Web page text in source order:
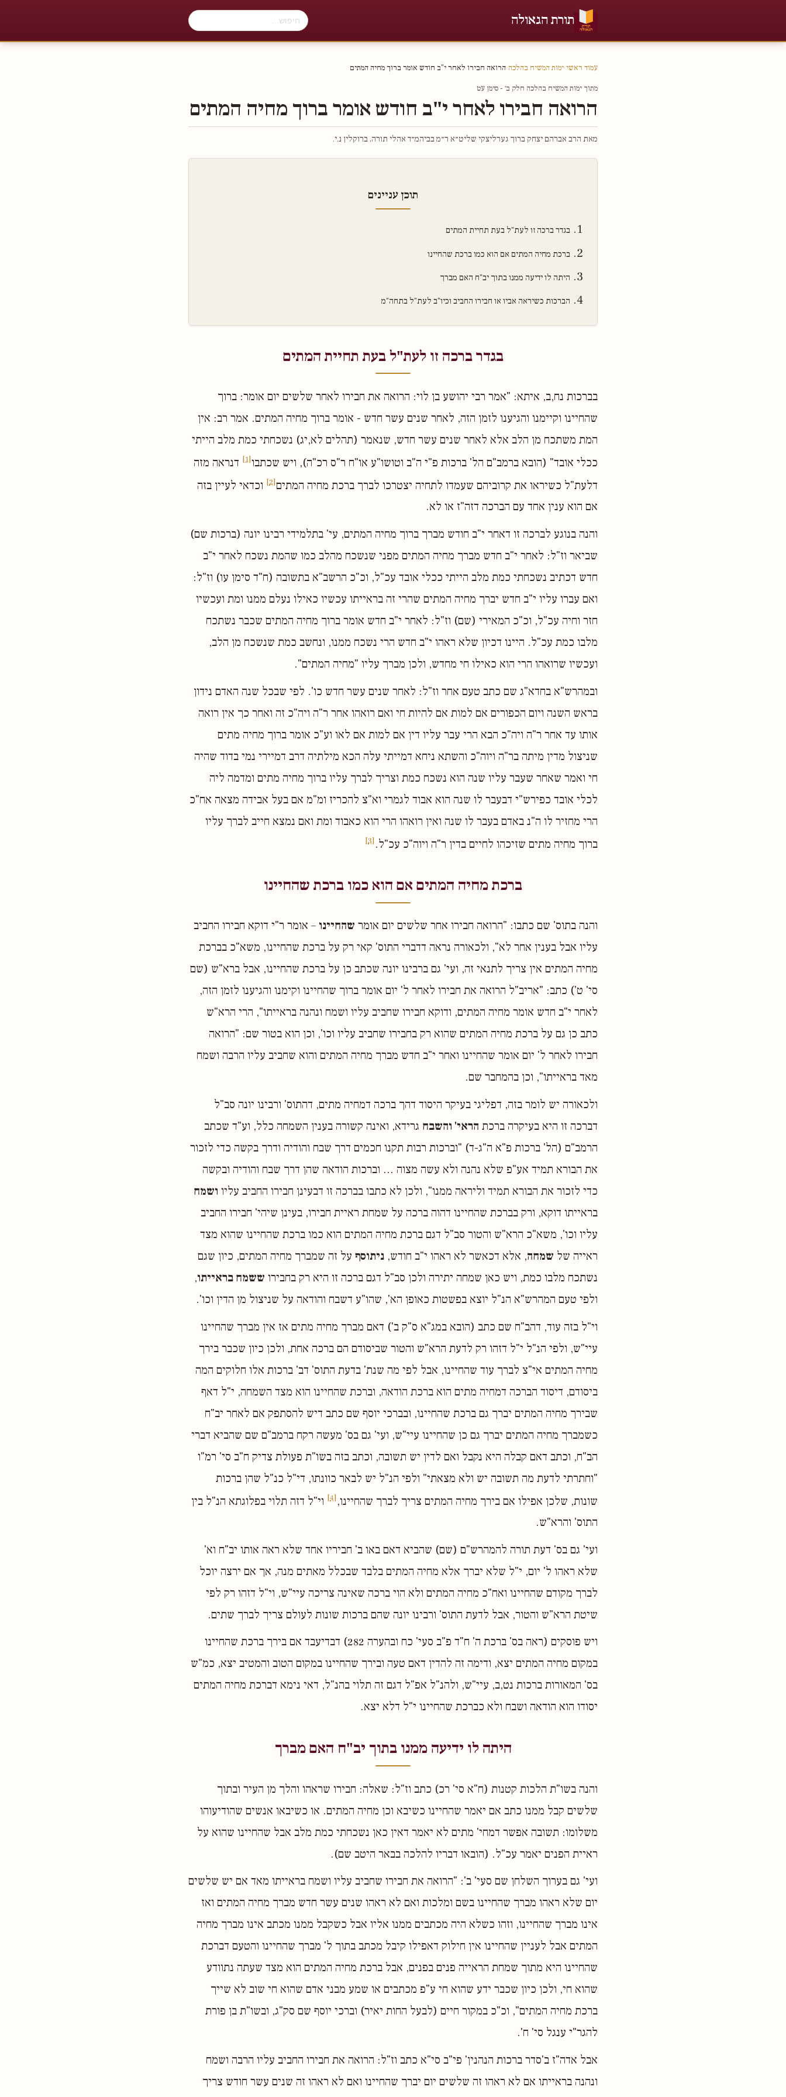
תורת הגאולה
עמוד ראשי›ימות המשיח בהלכה›הרואה חבירו לאחר י"ב חודש אומר ברוך מחיה המתים
מתוך ימות המשיח בהלכה חלק ב׳ - סימן עט
הרואה חבירו לאחר י"ב חודש אומר ברוך מחיה המתים
מאת הרב אברהם יצחק ברוך גערליצקי שליט״א ר״מ בביהמ״ד אהלי תורה, ברוקלין נ.י.
תוכן עניינים
בגדר ברכה זו לעת"ל בעת תחיית המתים
ברכת מחיה המתים אם הוא כמו ברכת שהחיינו
היתה לו ידיעה ממנו בתוך יב"ח האם מברך
הברכות כשיראה אביו או חבירו החביב וכיו"ב לעת"ל בתחה"מ
בגדר ברכה זו לעת"ל בעת תחיית המתים
בברכות נח,ב, איתא: "אמר רבי יהושע בן לוי: הרואה את חבירו לאחר שלשים יום אומר: ברוך
שהחיינו וקיימנו והגיענו לזמן הזה, לאחר שנים עשר חדש - אומר ברוך מחיה המתים. אמר רב: אין
המת משתכח מן הלב אלא לאחר שנים עשר חדש, שנאמר (תהלים לא,יג) נשכחתי כמת מלב הייתי
ככלי אובד" (הובא ברמב"ם הל' ברכות פ"י ה"ב וטושו"ע או"ח ר"ס רכ"ה), ויש שכתבו[1]
דנראה מזה
דלעת"ל כשיראו את קרוביהם שעמדו לתחיה יצטרכו לברך ברכת מחיה המתים[2]
וכדאי לעיין בזה
אם הוא ענין אחד עם הברכה דזה"ז או לא.
והנה בנוגע לברכה זו דאחר י"ב חודש מברך ברוך מחיה המתים, עי' בתלמידי רבינו יונה (ברכות שם)
שביאר וז"ל: לאחר י"ב חדש מברך מחיה המתים מפני שנשכח מהלב כמו שהמת נשכח לאחר י"ב
חדש דכתיב נשכחתי כמת מלב הייתי ככלי אובד עכ"ל, וכ"כ הרשב"א בתשובה (ח"ד סימן עו) וז"ל:
ואם עברו עליו י"ב חדש יברך מחיה המתים שהרי זה בראייתו עכשיו כאילו נעלם ממנו ומת ועכשיו
חזר וחיה עכ"ל, וכ"כ המאירי (שם) וז"ל: לאחר י"ב חדש אומר ברוך מחיה המתים שכבר נשתכח
מלבו כמת עכ"ל. היינו דכיון שלא ראהו י"ב חדש הרי נשכח ממנו, ונחשב כמת שנשכח מן הלב,
ועכשיו שרואהו הרי הוא כאילו חי מחדש, ולכן מברך עליו "מחיה המתים".
ובמהרש"א בחדא"ג שם כתב טעם אחר וז"ל: לאחר שנים עשר חדש כו'. לפי שבכל שנה האדם נידון
בראש השנה ויום הכפורים אם למות אם להיות חי ואם רואהו אחר ר"ה ויה"כ זה ואחר כך אין רואה
אותו עד אחר ר"ה ויה"כ הבא הרי עבר עליו דין אם למות אם לאו וע"כ אומר ברוך מחיה מתים
שניצול מדין מיתה בר"ה ויוה"כ והשתא ניחא דמייתי עלה הכא מילתיה דרב דמיירי נמי בדוד שהיה
חי ואמר שאחר שעבר עליו שנה הוא נשכח כמת וצריך לברך עליו ברוך מחיה מתים ומדמה ליה
לכלי אובד כפירש"י דבעבר לו שנה הוא אבוד לגמרי וא"צ להכריז ומ"מ אם בעל אבידה מצאה אח"כ
הרי מחזיר לו ה"נ באדם בעבר לו שנה ואין רואהו הרי הוא כאבוד ומת ואם נמצא חייב לברך עליו
ברוך מחיה מתים שזיכהו לחיים בדין ר"ה ויוה"כ עכ"ל. [3]
ברכת מחיה המתים אם הוא כמו ברכת שהחיינו
והנה בתוס' שם כתבו: "הרואה חבירו אחר שלשים יום אומר שהחיינו– אומר ר"י דוקא חבירו החביב
עליו אבל בענין אחר לא", ולכאורה נראה דדברי התוס' קאי רק על ברכת שהחיינו, משא"כ בברכת
מחיה המתים אין צריך לתנאי זה, ועי' גם ברבינו יונה שכתב כן על ברכת שהחיינו, אבל ברא"ש (שם
סי' ט') כתב: "אריב"ל הרואה את חבירו לאחר ל' יום אומר ברוך שהחיינו וקימנו והגיענו לזמן הזה,
לאחר י"ב חדש אומר מחיה המתים, ודוקא חבירו שחביב עליו ושמח ונהנה בראייתו", הרי הרא"ש
כתב כן גם על ברכת מחיה המתים שהוא רק בחבירו שחביב עליו וכו', וכן הוא בטור שם: "הרואה
חבירו לאחר ל' יום אומר שהחיינו ואחר י"ב חדש מברך מחיה המתים והוא שחביב עליו הרבה ושמח
מאד בראייתו", וכן בהמחבר שם.
ולכאורה יש לומר בזה, דפליגי בעיקר היסוד דהך ברכה דמחיה מתים, דהתוס' ורבינו יונה סב"ל
דברכה זו היא בעיקרה ברכת הראי' והשבח גרידא, ואינה קשורה בענין השמחה כלל, וע"ד שכתב
הרמב"ם (הל' ברכות פ"א ה"ג-ד) "וברכות רבות תקנו חכמים דרך שבח והודיה ודרך בקשה כדי לזכור
את הבורא תמיד אע"פ שלא נהנה ולא עשה מצוה ... וברכות הודאה שהן דרך שבח והודיה ובקשה
כדי לזכור את הבורא תמיד וליראה ממנו", ולכן לא כתבו בברכה זו דבעינן חבירו החביב עליו ושמח
בראייתו דוקא, ורק בברכת שהחיינו דהוה ברכה על שמחת ראיית חבירו, בעינן שיהי' חבירו החביב
עליו וכו', משא"כ הרא"ש והטור סב"ל דגם ברכת מחיה המתים הוא כמו ברכת שהחיינו שהוא מצד
ראייה של שמחה, אלא דכאשר לא ראהו י"ב חודש, ניתוסף על זה שמברך מחיה המתים, כיון שגם
נשתכח מלבו כמת, ויש כאן שמחה יתירה ולכן סב"ל דגם ברכה זו היא רק בחבירו ששמח בראייתו,
ולפי טעם המהרש"א הנ"ל יוצא בפשטות כאופן הא', שהו"ע דשבח והודאה על שניצול מן הדין וכו'.
וי"ל בזה עוד, דהב"ח שם כתב (הובא במג"א ס"ק ב') דאם מברך מחיה מתים אז אין מברך שהחיינו
עיי"ש, ולפי הנ"ל י"ל דזהו רק לדעת הרא"ש והטור שביסודם הם ברכה אחת, ולכן כיון שכבר בירך
מחיה המתים אי"צ לברך עוד שהחיינו, אבל לפי מה שנת' בדעת התוס' דב' ברכות אלו חלוקים המה
ביסודם, דיסוד הברכה דמחיה מתים הוא ברכת הודאה, וברכת שהחיינו הוא מצד השמחה, י"ל דאף
שבירך מחיה המתים יברך גם ברכת שהחיינו, ובברכי יוסף שם כתב דיש להסתפק אם לאחר יב"ח
כשמברך מחיה המתים יברך גם כן שהחיינו עיי"ש, ועי' גם בס' מעשה רקח ברמב"ם שם שהביא דברי
הב"ח, וכתב דאם קבלה היא נקבל ואם לדין יש תשובה, וכתב בזה בשו"ת פעולת צדיק ח"ב סי' רמ"ו
"וחתרתי לדעת מה תשובה יש ולא מצאתי" ולפי הנ"ל יש לבאר כוונתו, די"ל כנ"ל שהן ברכות
שונות, שלכן אפילו אם בירך מחיה המתים צריך לברך שהחיינו, [4]
וי"ל דזה תלוי בפלוגתא הנ"ל בין
התוס' והרא"ש.
ועי' גם בס' דעת תורה להמהרש"ם (שם) שהביא דאם באו ב' חביריו אחד שלא ראה אותו יב"ח וא'
שלא ראהו ל' יום, י"ל שלא יברך אלא מחיה המתים בלבד שבכלל מאתים מנה, אך אם ירצה יוכל
לברך מקודם שהחיינו ואח"כ מחיה המתים ולא הוי ברכה שאינה צריכה עיי"ש, וי"ל דזהו רק לפי
שיטת הרא"ש והטור, אבל לדעת התוס' ורבינו יונה שהם ברכות שונות לעולם צריך לברך שתים.
ויש פוסקים (ראה בס' ברכת ה' ח"ד פ"ב סעי' כח ובהערה 282) דבדיעבד אם בירך ברכת שהחיינו
במקום מחיה המתים יצא, ודימה זה להדין דאם טעה ובירך שהחיינו במקום הטוב והמטיב יצא, כמ"ש
בס' המאורות ברכות נט,ב, עיי"ש, ולהנ"ל אפ"ל דגם זה תלוי בהנ"ל, דאי נימא דברכת מחיה המתים
יסודו הוא הודאה ושבח ולא כברכת שהחיינו י"ל דלא יצא.
היתה לו ידיעה ממנו בתוך יב"ח האם מברך
והנה בשו"ת הלכות קטנות (ח"א סי' רכ) כתב וז"ל: שאלה: חבירו שראהו והלך מן העיר ובתוך
שלשים קבל ממנו כתב אם יאמר שהחיינו כשיבא וכן מחיה המתים. או כשיבאו אנשים שהודיעוהו
משלומו: תשובה אפשר דמחי' מתים לא יאמר דאין כאן נשכחתי כמת מלב אבל שהחיינו שהוא על
ראיית הפנים יאמר עכ"ל. (הובאו דבריו להלכה בבאר היטב שם).
ועי' גם בערוך השלחן שם סעי' ב': "הרואה את חבירו שחביב עליו ושמח בראייתו מאד אם יש שלשים
יום שלא ראהו מברך שהחיינו בשם ומלכות ואם לא ראהו שנים עשר חדש מברך מחיה המתים ואז
אינו מברך שהחיינו, וזהו כשלא היה מכתבים ממנו אליו אבל כשקבל ממנו מכתב אינו מברך מחיה
המתים אבל לעניין שהחיינו אין חילוק דאפילו קיבל מכתב בתוך ל' מברך שהחיינו והטעם דברכת
שהחיינו היא מתוך שמחת הראייה פנים בפנים, אבל ברכת מחיה המתים הוא מצד שעתה נתוודע
שהוא חי, ולכן כיון שכבר ידע שהוא חי ע"פ מכתבים או שמע מבני אדם שהוא חי שוב לא שייך
ברכת מחיה המתים", וכ"כ במקור חיים (לבעל החות יאיר) וברכי יוסף שם סק"ג, ובשו"ת בן פורת
להגר"י ענגל סי' ח'.
אבל אדה"ז ב'סדר ברכות הנהנין' פי"ב סי"א כתב וז"ל: הרואה את חבירו החביב עליו הרבה ושמח
ונהנה בראייתו אם לא ראהו זה שלשים יום יברך שהחיינו ואם לא ראהו זה שנים עשר חודש צריך